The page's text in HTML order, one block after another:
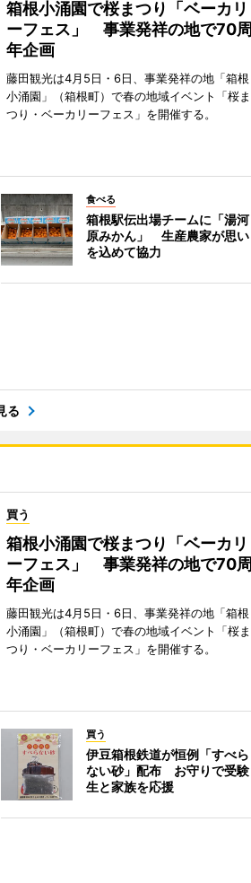
箱根小涌園で桜まつり「ベーカリ
ーフェス」 事業発祥の地で70周
年企画
藤田観光は4月5日・6日、事業発祥の地「箱根
小涌園」（箱根町）で春の地域イベント「桜ま
つり・ベーカリーフェス」を開催する。
食べる
箱根駅伝出場チームに「湯河
原みかん」 生産農家が思い
を込めて協力
る
買う
箱根小涌園で桜まつり「ベーカリ
ーフェス」 事業発祥の地で70周
年企画
藤田観光は4月5日・6日、事業発祥の地「箱根
小涌園」（箱根町）で春の地域イベント「桜ま
つり・ベーカリーフェス」を開催する。
買う
伊豆箱根鉄道が恒例「すべら
ない砂」配布 お守りで受験
生と家族を応援